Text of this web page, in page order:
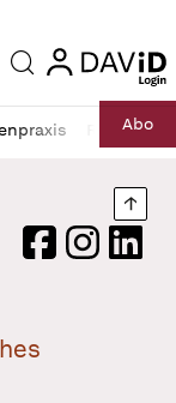
Suche login
RechtAbo
FacebookInstagram